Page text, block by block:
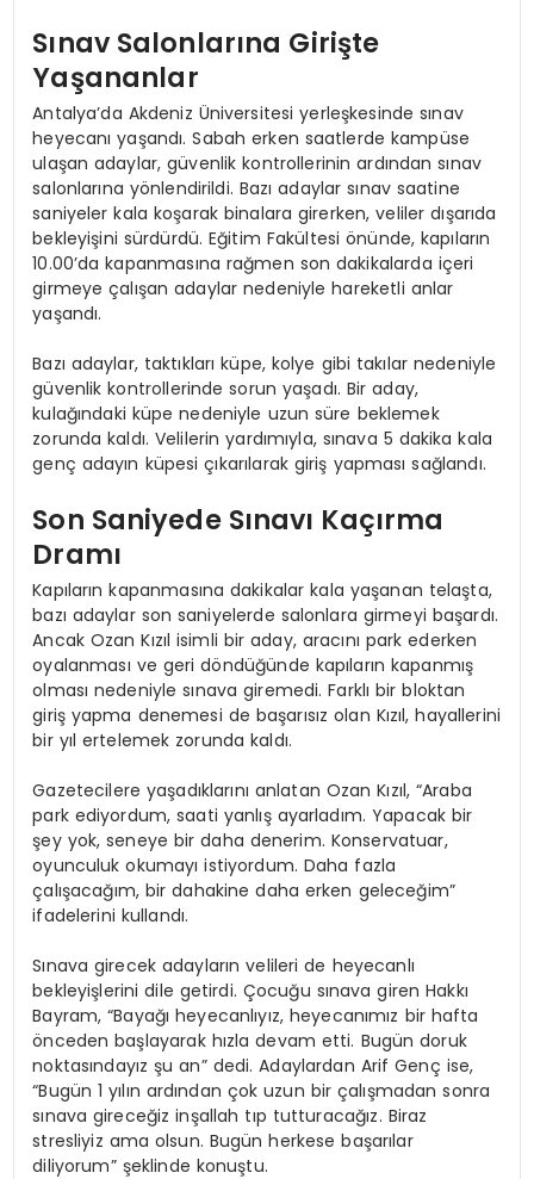
Sınav Salonlarına Girişte
Yaşananlar
Antalya’da Akdeniz Üniversitesi yerleşkesinde sınav
heyecanı yaşandı. Sabah erken saatlerde kampüse
ulaşan adaylar, güvenlik kontrollerinin ardından sınav
salonlarına yönlendirildi. Bazı adaylar sınav saatine
saniyeler kala koşarak binalara girerken, veliler dışarıda
bekleyişini sürdürdü. Eğitim Fakültesi önünde, kapıların
10.00’da kapanmasına rağmen son dakikalarda içeri
girmeye çalışan adaylar nedeniyle hareketli anlar
yaşandı.
Bazı adaylar, taktıkları küpe, kolye gibi takılar nedeniyle
güvenlik kontrollerinde sorun yaşadı. Bir aday,
kulağındaki küpe nedeniyle uzun süre beklemek
zorunda kaldı. Velilerin yardımıyla, sınava 5 dakika kala
genç adayın küpesi çıkarılarak giriş yapması sağlandı.
Son Saniyede Sınavı Kaçırma
Dramı
Kapıların kapanmasına dakikalar kala yaşanan telaşta,
bazı adaylar son saniyelerde salonlara girmeyi başardı.
Ancak Ozan Kızıl isimli bir aday, aracını park ederken
oyalanması ve geri döndüğünde kapıların kapanmış
olması nedeniyle sınava giremedi. Farklı bir bloktan
giriş yapma denemesi de başarısız olan Kızıl, hayallerini
bir yıl ertelemek zorunda kaldı.
Gazetecilere yaşadıklarını anlatan Ozan Kızıl, “Araba
park ediyordum, saati yanlış ayarladım. Yapacak bir
şey yok, seneye bir daha denerim. Konservatuar,
oyunculuk okumayı istiyordum. Daha fazla
çalışacağım, bir dahakine daha erken geleceğim”
ifadelerini kullandı.
Sınava girecek adayların velileri de heyecanlı
bekleyişlerini dile getirdi. Çocuğu sınava giren Hakkı
Bayram, “Bayağı heyecanlıyız, heyecanımız bir hafta
önceden başlayarak hızla devam etti. Bugün doruk
noktasındayız şu an” dedi. Adaylardan Arif Genç ise,
“Bugün 1 yılın ardından çok uzun bir çalışmadan sonra
sınava gireceğiz inşallah tıp tutturacağız. Biraz
stresliyiz ama olsun. Bugün herkese başarılar
diliyorum” şeklinde konuştu.